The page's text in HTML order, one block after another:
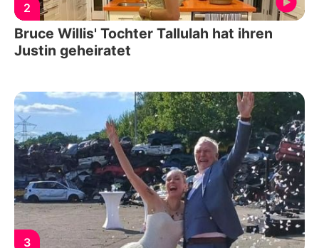
2
Bruce Willis' Tochter Tallulah hat ihren
Justin geheiratet
3